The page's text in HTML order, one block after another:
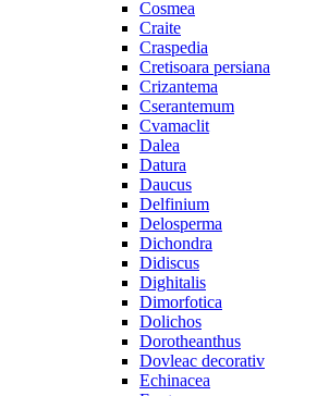
Cosmea
Craite
Craspedia
Cretisoara persiana
Crizantema
Cserantemum
Cvamaclit
Dalea
Datura
Daucus
Delfinium
Delosperma
Dichondra
Didiscus
Dighitalis
Dimorfotica
Dolichos
Dorotheanthus
Dovleac decorativ
Echinacea